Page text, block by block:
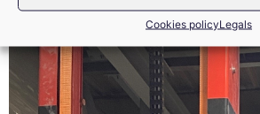
Cookies policyLegals